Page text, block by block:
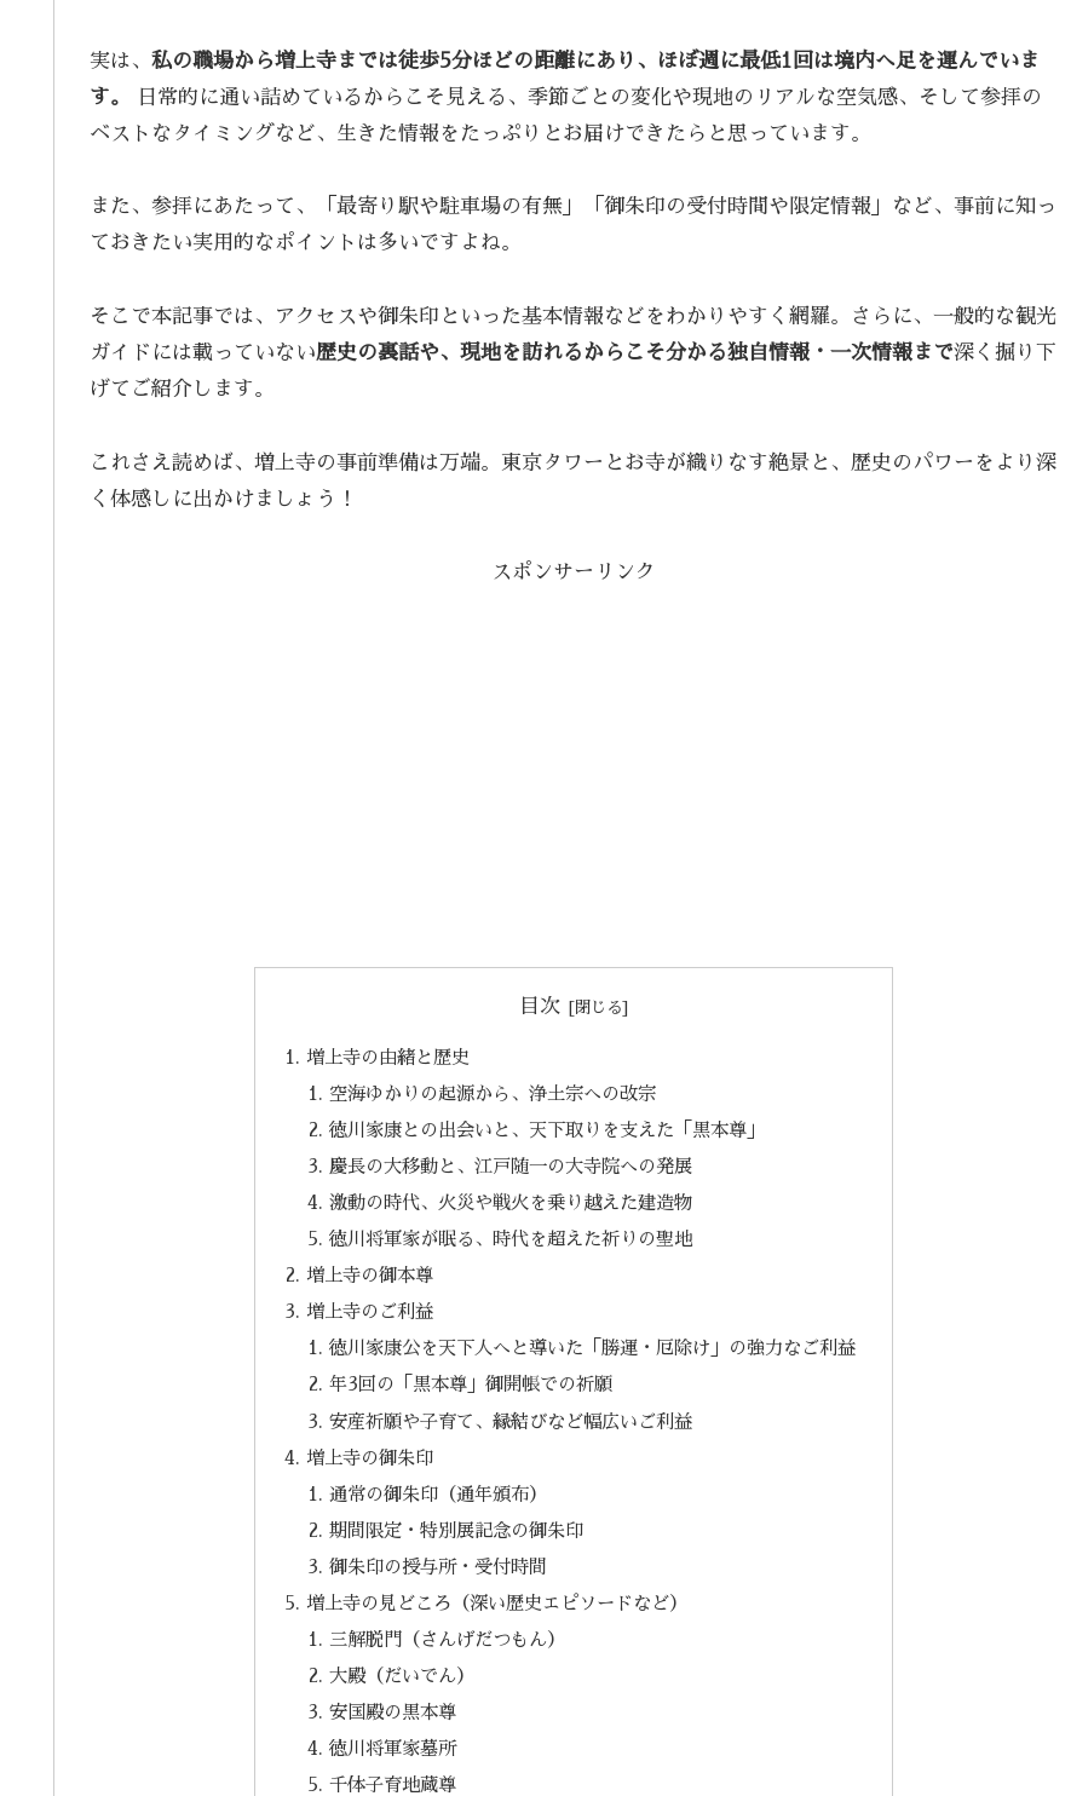
実は、 私の職場から増上寺までは徒歩5分ほどの距離にあり、ほぼ週に最低1回は境内へ足を運んでいま
す。
日常的に通い詰めているからこそ見える、季節ごとの変化や現地のリアルな空気感、そして参拝の
ベストなタイミングなど、生きた情報をたっぷりとお届けできたらと思っています。
また、参拝にあたって、「最寄り駅や駐車場の有無」「御朱印の受付時間や限定情報」など、事前に知っ
ておきたい実用的なポイントは多いですよね。
そこで本記事では、アクセスや御朱印といった基本情報などをわかりやすく網羅。さらに、一般的な観光
ガイドには載っていない歴史の裏話や、現地を訪れるからこそ分かる独自情報・一次情報まで深く掘り下
げてご紹介します。
これさえ読めば、増上寺の事前準備は万端。東京タワーとお寺が織りなす絶景と、歴史のパワーをより深
く体感しに出かけましょう！
スポンサーリンク
目次
増上寺の由緒と歴史
空海ゆかりの起源から、浄土宗への改宗
徳川家康との出会いと、天下取りを支えた「黒本尊」
慶長の大移動と、江戸随一の大寺院への発展
激動の時代、火災や戦火を乗り越えた建造物
徳川将軍家が眠る、時代を超えた祈りの聖地
増上寺の御本尊
増上寺のご利益
徳川家康公を天下人へと導いた「勝運・厄除け」の強力なご利益
年3回の「黒本尊」御開帳での祈願
安産祈願や子育て、縁結びなど幅広いご利益
増上寺の御朱印
通常の御朱印（通年頒布）
期間限定・特別展記念の御朱印
御朱印の授与所・受付時間
増上寺の見どころ（深い歴史エピソードなど）
三解脱門（さんげだつもん）
大殿（だいでん）
安国殿の黒本尊
徳川将軍家墓所
千体子育地蔵尊